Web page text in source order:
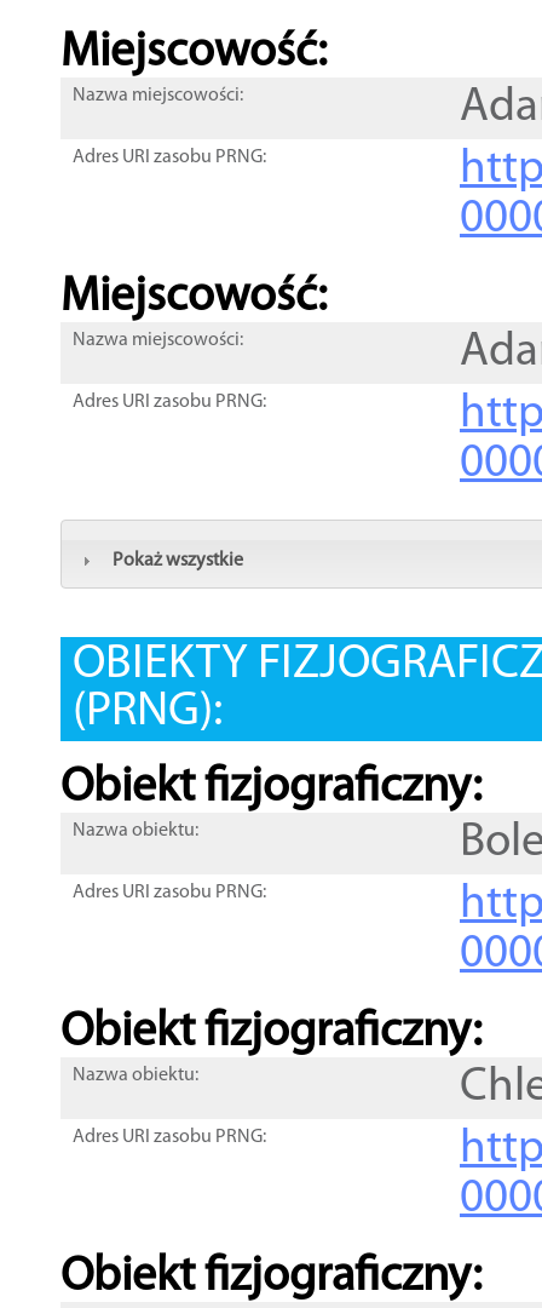
Miejscowość:
Nazwa miejscowości:
Adres URI zasobu PRNG:
Miejscowość:
Nazwa miejscowości:
Adres URI zasobu PRNG:
Pokaż wszystkie
OBIEKTY
(PRNG):
Obiekt fizjograficzny:
Nazwa obiektu:
Adres URI zasobu PRNG:
Obiekt fizjograficzny:
Nazwa obiektu:
Adres URI zasobu PRNG:
Obiekt fizjograficzny: